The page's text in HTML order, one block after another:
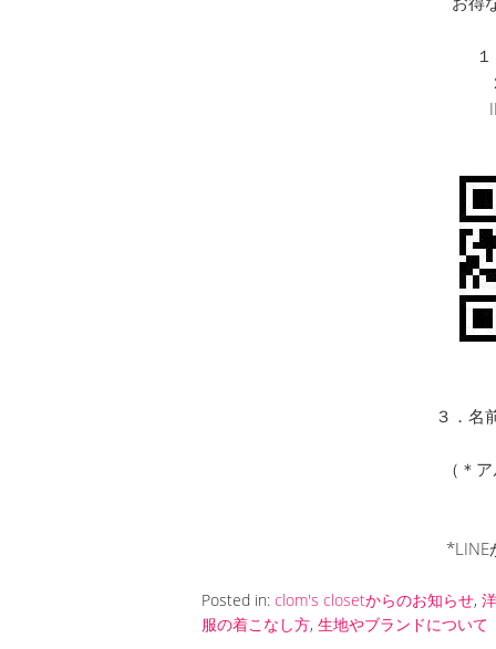
３．名
（＊
*LINE
Posted in: clom's closetからのお知らせ,
服の着こなし方, 生地やブランドについて